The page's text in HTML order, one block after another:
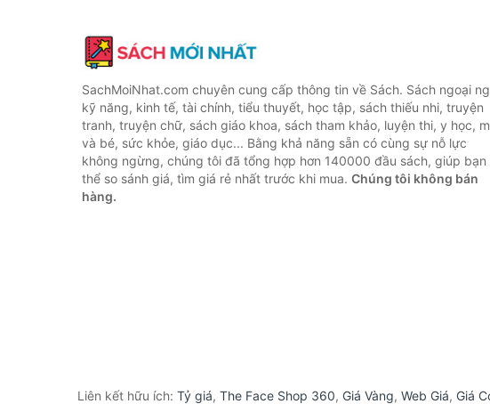
SachMoiNhat.com chuyên cung cấp thông tin về Sách. Sách ngoại
kỹ năng, kinh tế, tài chính, tiểu thuyết, học tập, sách thiếu nhi, truyện
tranh, truyện chữ, sách giáo khoa, sách tham khảo, luyện thi, y học,
và bé, sức khỏe, giáo dục... Bằng khả năng sẵn có cùng sự nỗ lực
không ngừng, chúng tôi đã tổng hợp hơn 140000 đầu sách, giúp bạn
thể so sánh giá, tìm giá rẻ nhất trước khi mua. Chúng tôi không bán
hàng.
Liên kết hữu ích: Tỷ giá, The Face Shop 360, Giá Vàng, Web Giá, Giá